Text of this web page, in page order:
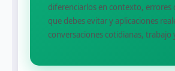
diferenciarlos en contexto, errores
que debes evitar y aplicaciones
conversaciones cotidianas, trabajo